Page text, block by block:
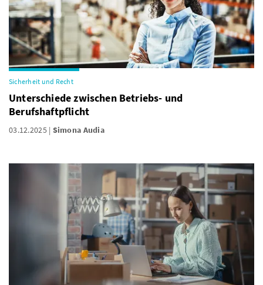
Sicherheit und Recht
Unterschiede zwischen Betriebs- und
Berufshaftpflicht
03.12.2025 Simona Audia